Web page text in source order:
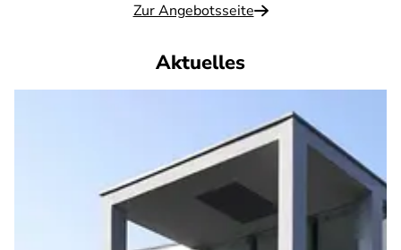
Zur Angebotsseite
Aktuelles